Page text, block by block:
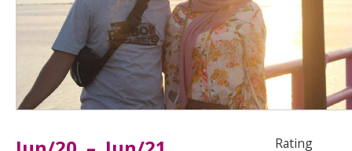
Rating